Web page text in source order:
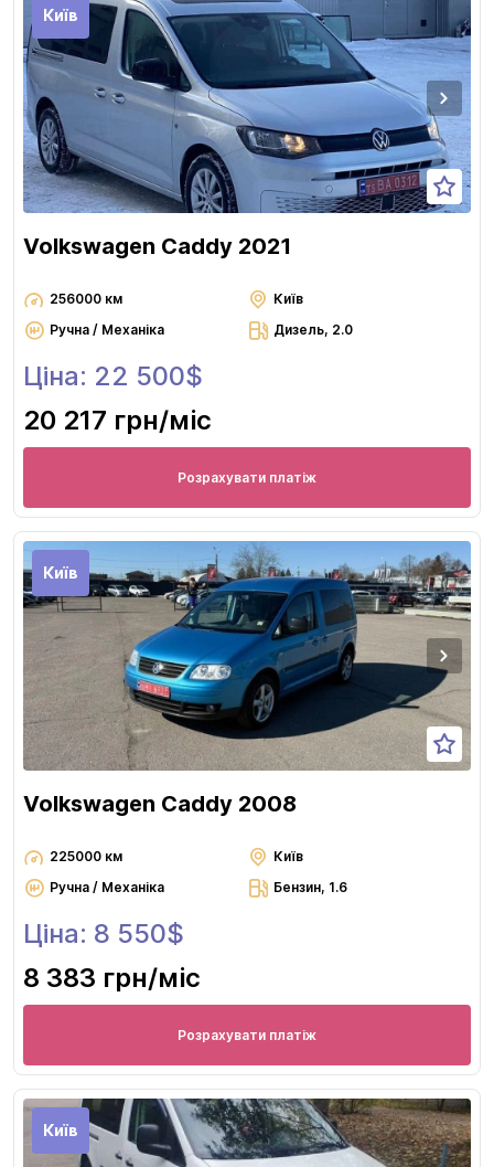
Київ
Volkswagen Caddy 2021
256000 км
Київ
Ручна / Механіка
Дизель, 2.0
Ціна: 22 500$
20 217 грн/міс
Розрахувати платіж
Київ
Volkswagen Caddy 2008
225000 км
Київ
Ручна / Механіка
Бензин, 1.6
Ціна: 8 550$
8 383 грн/міс
Розрахувати платіж
Київ